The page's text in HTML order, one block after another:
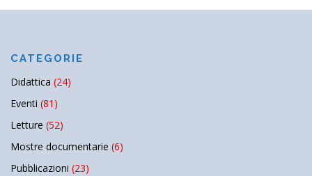
CATEGORIE
Didattica (24)
Eventi (81)
Letture (52)
Mostre documentarie (6)
Pubblicazioni (23)